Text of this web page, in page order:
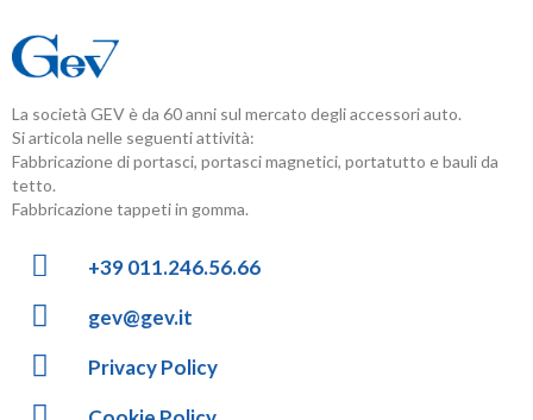
La società GEV è da 60 anni sul mercato degli accessori auto.
Si articola nelle seguenti attività:
Fabbricazione di portasci, portasci magnetici, portatutto e bauli da
tetto.
Fabbricazione tappeti in gomma.
+39 011.246.56.66
gev@gev.it
Privacy Policy